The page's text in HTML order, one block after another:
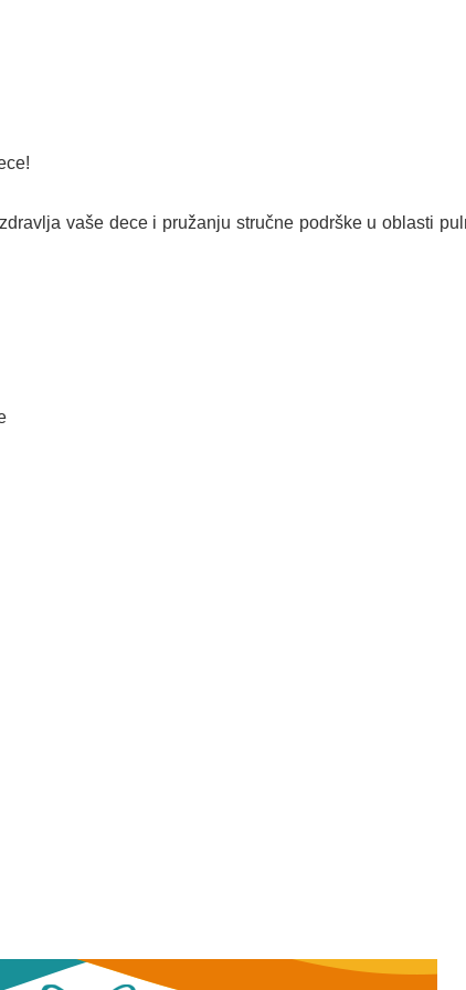
vaše dece i pružanju stručne podrške u oblasti